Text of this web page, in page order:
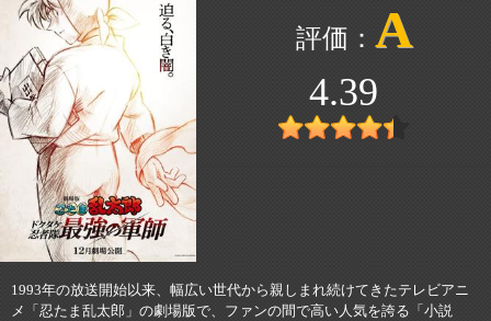
A
4.39
1993年の放送開始以来、幅広い世代から親しまれ続けてきたテレビアニ
メ「忍たま乱太郎」の劇場版で、ファンの間で高い人気を誇る「小説